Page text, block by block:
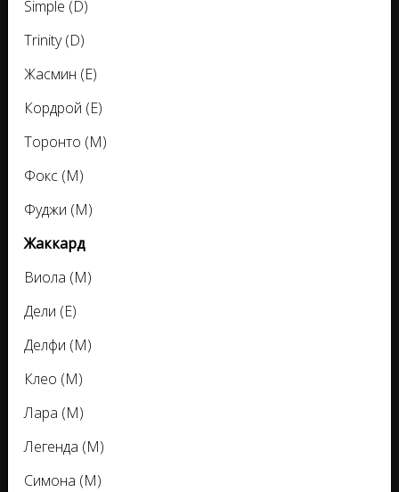
Simple (D)
Trinity (D)
Жасмин (E)
Кордрой (E)
Торонто (M)
Фокс (M)
Фуджи (M)
Жаккард
Виола (M)
Дели (E)
Делфи (M)
Клео (M)
Лара (M)
Легенда (M)
Симона (M)